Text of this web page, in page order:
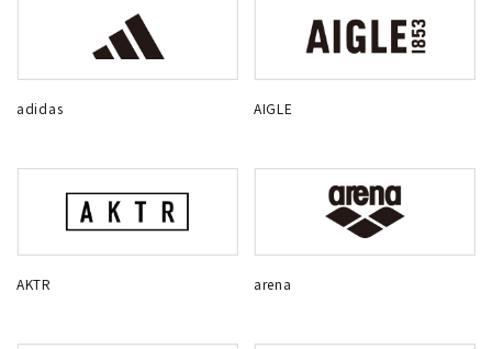
adidas AIGLE
AKTR arena